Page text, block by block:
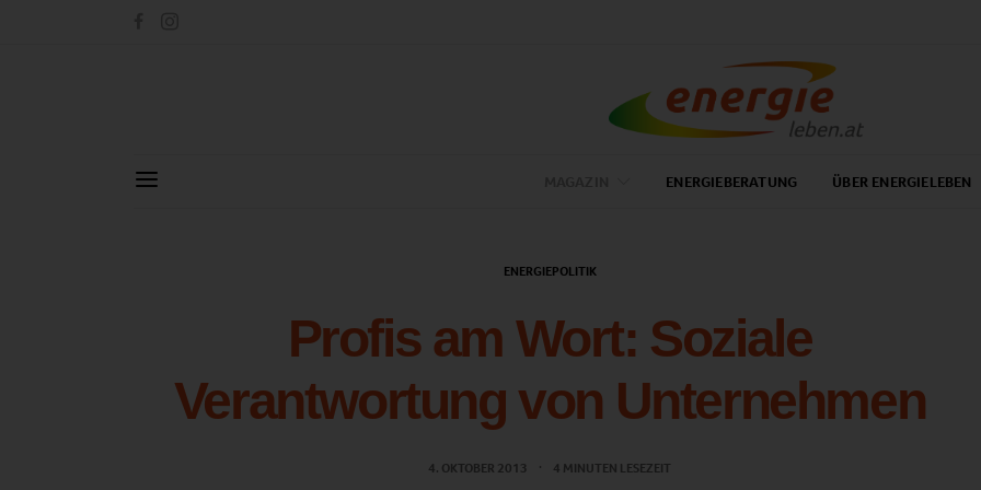
ENERGIEBERATUNG ÜBER ENERGIELEBEN
ENERGIEPOLITIK
Profis am Wort: Soziale
Verantwortung von Unternehmen
4. OKTOBER 2013 4 MINUTEN LESEZEIT